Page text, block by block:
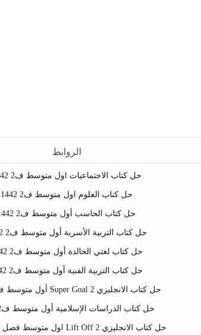
الروابط
حل كتاب الاجتماعيات اول متوسط ف2 1442
حل كتاب العلوم اول متوسط ف2 1442
حل كتاب الحاسب أول متوسط ف2 1442
حل كتاب التربية الأسرية أول متوسط ف2 1442
حل كتاب لغتي الخالدة أول متوسط ف2 1442
حل كتاب التربية الفنية أول متوسط ف2 1442
حل كتاب الانجليزي Super Goal 2 أول متوسط ف2 1442
حل كتاب الدراسات الإسلامية أول متوسط ف2 1442
حل كتاب الانجليزي Lift Off 2 اول متوسط فصل ثاني 1442